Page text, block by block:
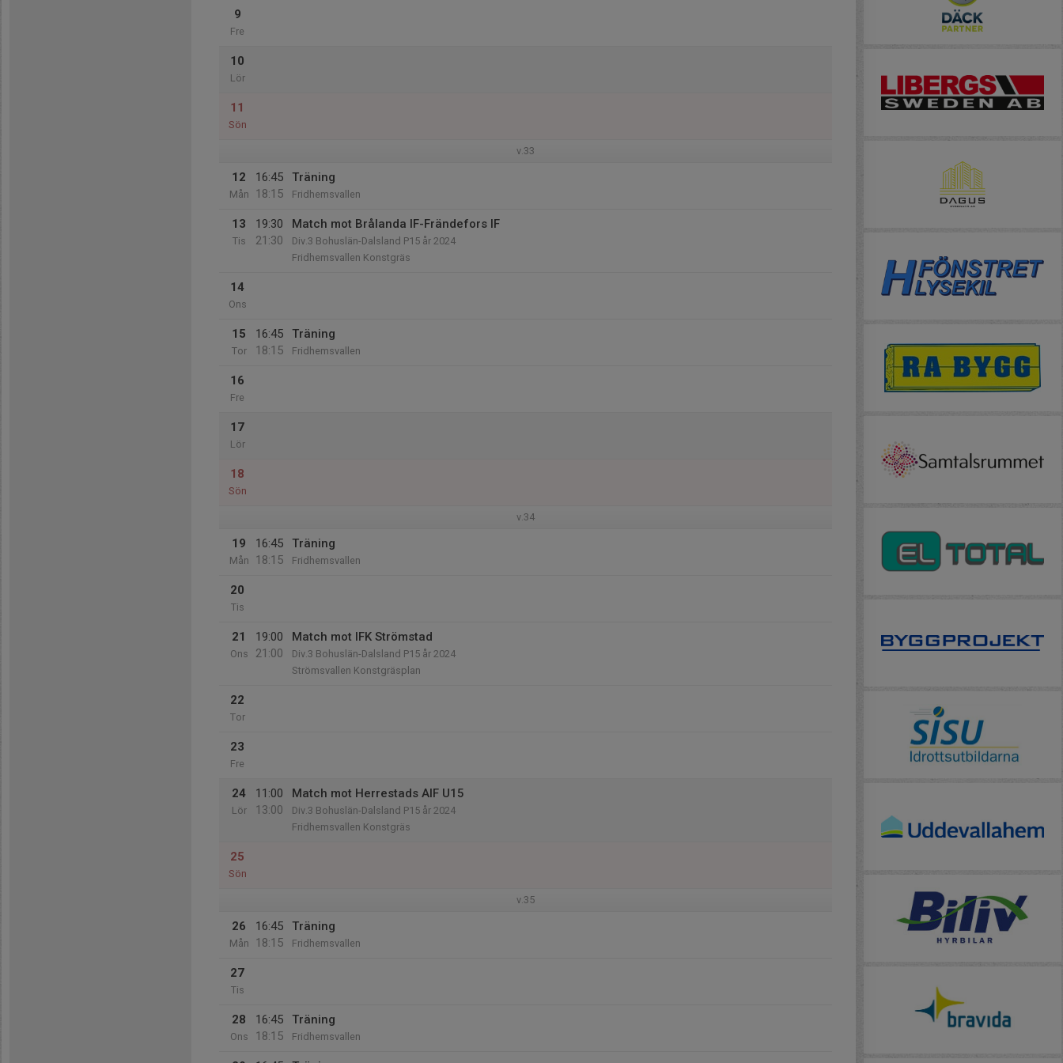
9
Fre
10
Lör
11
Sön
v.33
12
Mån
16:45
18:15
Träning
Fridhemsvallen
13
Tis
19:30
21:30
Match mot Brålanda IF-Frändefors IF
Div.3 Bohuslän-Dalsland P15 år 2024
Fridhemsvallen Konstgräs
14
Ons
15
Tor
16:45
18:15
Träning
Fridhemsvallen
16
Fre
17
Lör
18
Sön
v.34
19
Mån
16:45
18:15
Träning
Fridhemsvallen
20
Tis
21
Ons
19:00
21:00
Match mot IFK Strömstad
Div.3 Bohuslän-Dalsland P15 år 2024
Strömsvallen Konstgräsplan
22
Tor
23
Fre
24
Lör
11:00
13:00
Match mot Herrestads AIF U15
Div.3 Bohuslän-Dalsland P15 år 2024
Fridhemsvallen Konstgräs
25
Sön
v.35
26
Mån
16:45
18:15
Träning
Fridhemsvallen
27
Tis
28
Ons
16:45
18:15
Träning
Fridhemsvallen